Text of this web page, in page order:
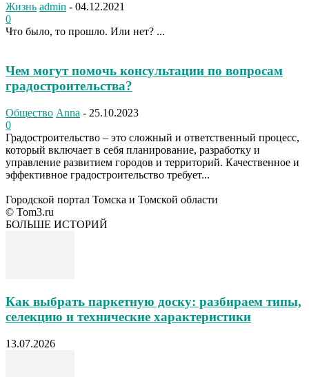
Жизнь admin - 04.12.2021
0
Что было, то прошло. Или нет? ...
Чем могут помочь консультации по вопросам
градостроительства?
Общество Anna - 25.10.2023
0
Градостроительство – это сложный и ответственный процесс,
который включает в себя планирование, разработку и
управление развитием городов и территорий. Качественное и
эффективное градостроительство требует...
Городской портал Томска и Томской области
© Tom3.ru
БОЛЬШЕ ИСТОРИЙ
Как выбрать паркетную доску: разбираем типы,
селекцию и технические характеристики
13.07.2026